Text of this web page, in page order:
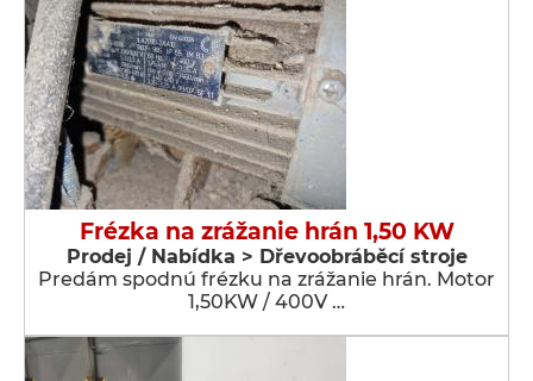
Frézka na zrážanie hrán 1,50 KW
Prodej / Nabídka > Dřevoobráběcí stroje
Predám spodnú frézku na zrážanie hrán. Motor
1,50KW / 400V …